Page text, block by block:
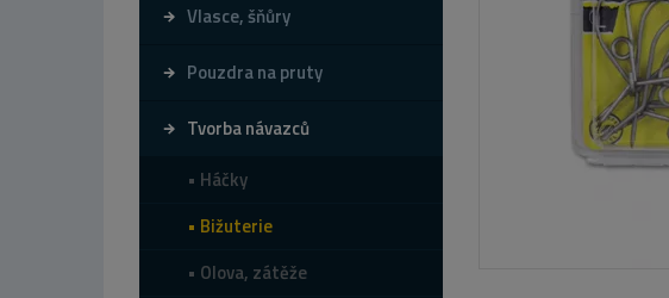
Vlasce, šňůry
Pouzdra na pruty
Tvorba návazců
Háčky
Bižuterie
Olova, zátěže